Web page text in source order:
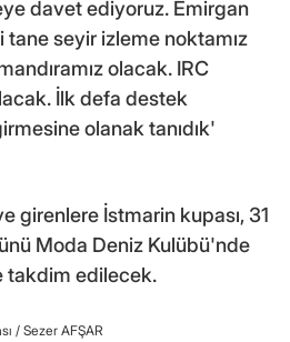
davet ediyoruz. Emirgan
tane seyir izleme noktamız
olacak. IRC
İlk defa destek
olanak tanıdık'
girenlere İstmarin kupası, 31
Moda Deniz Kulübü'nde
takdim edilecek.
/ Sezer AFŞAR